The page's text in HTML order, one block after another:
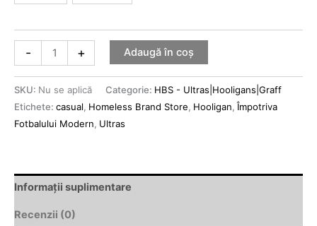
- + Adaugă în coș
SKU: Nu se aplică Categorie: HBS - Ultras|Hooligans|Graff
Etichete: casual, Homeless Brand Store, Hooligan, Împotriva
Fotbalului Modern, Ultras
Informații suplimentare
Recenzii (0)